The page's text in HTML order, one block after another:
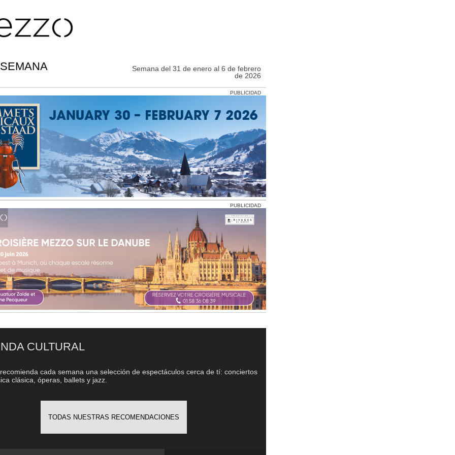
Semana del 31 de enero al 6 de febrero
de 2026
PUBLICIDAD
PUBLICIDAD
CULTURAL
cada semana una selección de espectáculos cerca de tí: conciertos
clásica, óperas, ballets y jazz.
TODAS NUESTRAS RECOMENDACIONES